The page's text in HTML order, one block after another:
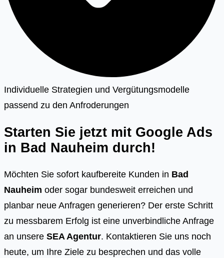
Individuelle Strategien und Vergütungsmodelle
passend zu den Anfroderungen
Starten Sie jetzt mit Google Ads
in Bad Nauheim durch!
Möchten Sie sofort kaufbereite Kunden in Bad
Nauheim oder sogar bundesweit erreichen und
planbar neue Anfragen generieren? Der erste Schritt
zu messbarem Erfolg ist eine unverbindliche Anfrage
an unsere SEA Agentur. Kontaktieren Sie uns noch
heute, um Ihre Ziele zu besprechen und das volle